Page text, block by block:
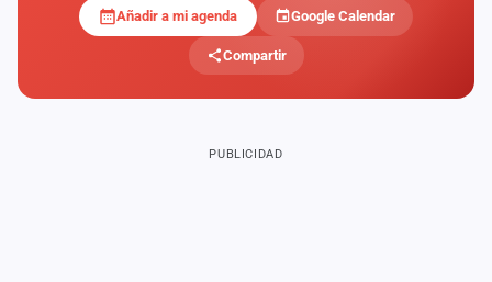
Añadir a mi agenda Google Calendar
Compartir
PUBLICIDAD